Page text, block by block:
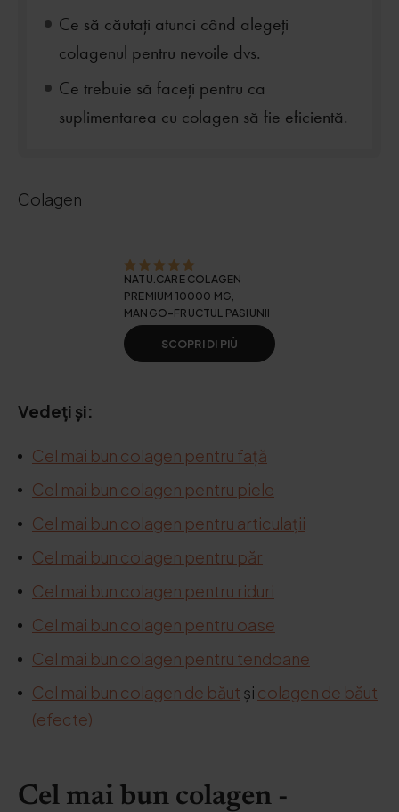
Ce să căutați atunci când alegeți
colagenul pentru nevoile dvs.
Ce trebuie să faceți pentru ca
suplimentarea cu colagen să fie eficientă.
Colagen
NATU.CARE COLAGEN
PREMIUM 10000 MG,
MANGO-FRUCTUL PASIUNII
SCOPRI DI PIÙ
Vedeți și:
Cel mai bun colagen pentru față
Cel mai bun colagen pentru piele
Cel mai bun colagen pentru articulații
Cel mai bun colagen pentru păr
Cel mai bun colagen pentru riduri
Cel mai bun colagen pentru oase
Cel mai bun colagen pentru tendoane
Cel mai bun colagen de băut și colagen de băut
(efecte)
Cel mai bun colagen -